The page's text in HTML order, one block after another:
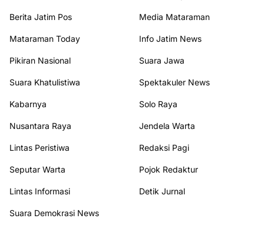
Berita Jatim Pos Media Mataraman
Mataraman Today Info Jatim News
Pikiran Nasional Suara Jawa
Suara Khatulistiwa Spektakuler News
Kabarnya Solo Raya
Nusantara Raya Jendela Warta
Lintas Peristiwa Redaksi Pagi
Seputar Warta Pojok Redaktur
Lintas Informasi Detik Jurnal
Suara Demokrasi News